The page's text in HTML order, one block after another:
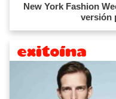
New York Fashion
versión